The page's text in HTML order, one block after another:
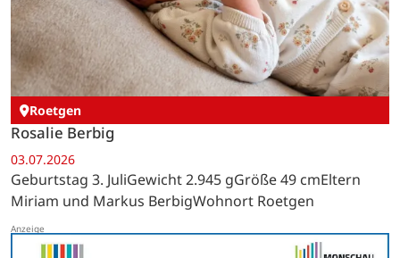
Roetgen
Rosalie Berbig
03.07.2026
Geburtstag 3. JuliGewicht 2.945 gGröße 49 cmEltern
Miriam und Markus BerbigWohnort Roetgen